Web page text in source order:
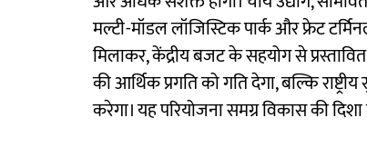
मल्टी-मॉडल लॉजिस्टिक पार्क और फ्रेट
मिलाकर, केंद्रीय बजट के सहयोग से
की आर्थिक प्रगति को गति देगा, बल्कि
करेगा। यह परियोजना समग्र विकास की